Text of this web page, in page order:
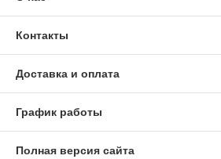
Контакты
Доставка и оплата
График работы
Полная версия сайта